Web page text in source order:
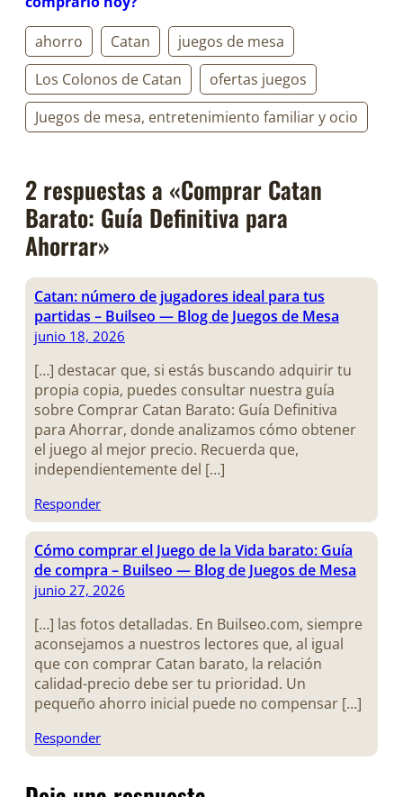
ahorro Catan
juegos de mesa
Los Colonos de Catan
ofertas juegos
Juegos de mesa, entretenimiento familiar y ocio
2 respuestas a «Comprar Catan
Barato: Guía Definitiva para
Ahorrar»
Catan: número de jugadores ideal para tus
partidas – Builseo — Blog de Juegos de Mesa
junio 18, 2026
[…] destacar que, si estás buscando adquirir tu
propia copia, puedes consultar nuestra guía
sobre Comprar Catan Barato: Guía Definitiva
para Ahorrar, donde analizamos cómo obtener
el juego al mejor precio. Recuerda que,
independientemente del […]
Responder
Cómo comprar el Juego de la Vida barato: Guía
de compra – Builseo — Blog de Juegos de Mesa
junio 27, 2026
[…] las fotos detalladas. En Builseo.com, siempre
aconsejamos a nuestros lectores que, al igual
que con comprar Catan barato, la relación
calidad-precio debe ser tu prioridad. Un
pequeño ahorro inicial puede no compensar […]
Responder